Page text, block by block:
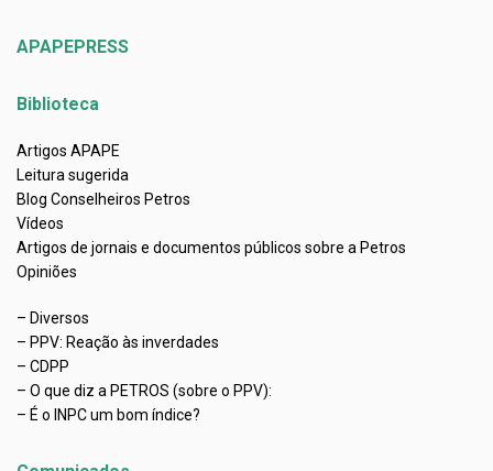
APAPEPRESS
Biblioteca
Artigos APAPE
Leitura sugerida
Blog Conselheiros Petros
Vídeos
Artigos de jornais e documentos públicos sobre a Petros
Opiniões
– Diversos
– PPV: Reação às inverdades
– CDPP
– O que diz a PETROS (sobre o PPV):
– É o INPC um bom índice?